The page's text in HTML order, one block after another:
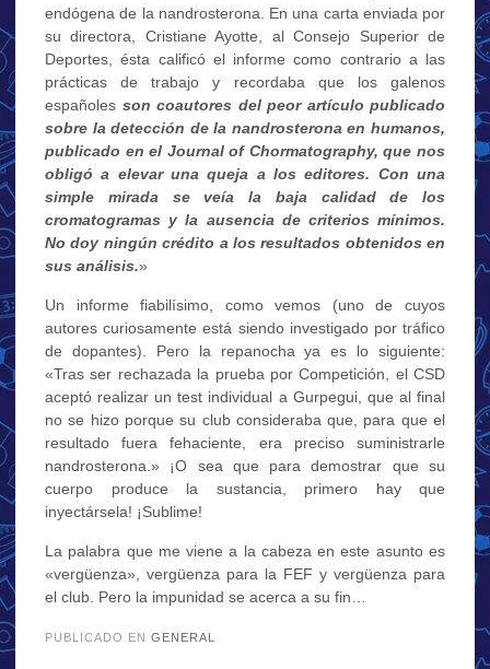
endógena de la nandrosterona. En una carta enviada por
su directora, Cristiane Ayotte, al Consejo Superior de
Deportes, ésta calificó el informe como contrario a las
prácticas de trabajo y recordaba que los galenos
españoles son coautores del peor artículo publicado
sobre la detección de la nandrosterona en humanos,
publicado en el Journal of Chormatography, que nos
obligó a elevar una queja a los editores. Con una
simple mirada se veía la baja calidad de los
cromatogramas y la ausencia de criterios mínimos.
No doy ningún crédito a los resultados obtenidos en
sus análisis.»
Un informe fiabilísimo, como vemos (uno de cuyos
autores curiosamente está siendo investigado por tráfico
de dopantes). Pero la repanocha ya es lo siguiente:
«Tras ser rechazada la prueba por Competición, el CSD
aceptó realizar un test individual a Gurpegui, que al final
no se hizo porque su club consideraba que, para que el
resultado fuera fehaciente, era preciso suministrarle
nandrosterona.» ¡O sea que para demostrar que su
cuerpo produce la sustancia, primero hay que
inyectársela! ¡Sublime!
La palabra que me viene a la cabeza en este asunto es
«vergüenza», vergüenza para la FEF y vergüenza para
el club. Pero la impunidad se acerca a su fin…
PUBLICADO EN GENERAL